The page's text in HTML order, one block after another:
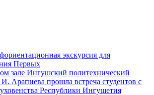
экскурсия для
Первых
зале Ингушский политехнический
Арапиева прошла встреча студентов с
Республики Ингушетия